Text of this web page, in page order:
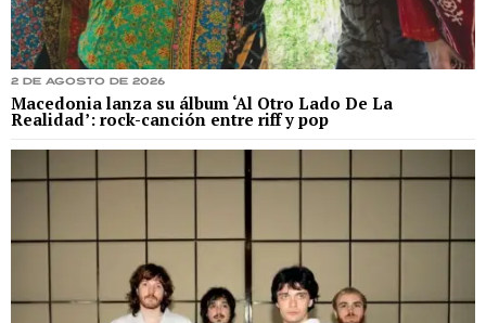
2 de agosto de 2026
Macedonia lanza su álbum ‘Al Otro Lado De La
Realidad’: rock-canción entre riff y pop